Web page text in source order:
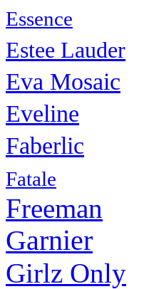
Essence
Estee Lauder
Eva Mosaic
Eveline
Faberlic
Fatale
Freeman
Garnier
Girlz Only